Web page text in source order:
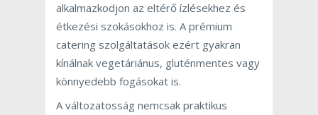
alkalmazkodjon az eltérő ízlésekhez és
étkezési szokásokhoz is. A prémium
catering szolgáltatások ezért gyakran
kínálnak vegetáriánus, gluténmentes vagy
könnyedebb fogásokat is.
A változatosság nemcsak praktikus